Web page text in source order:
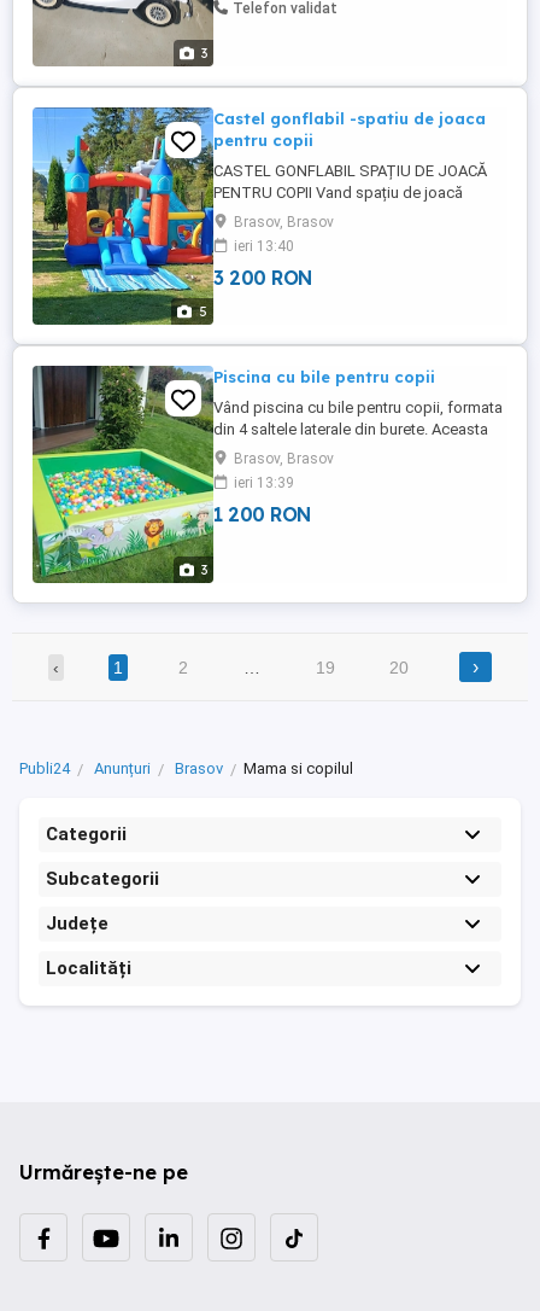
3
Telefon validat
5
Castel gonflabil -spatiu de joaca
pentru copii
CASTEL GONFLABIL SPAȚIU DE JOACĂ
PENTRU COPII Vand spațiu de joacă
gonflabil marca Happy Hop. Acesta este
ideal pentru curte, petreceri, aniversări sau
joacă zilnică. Se umflă rapid și se
monteaza in 2 minute. Funcționează cu
Brasov, Brasov
ieri 13:40
3 200 RON
3
Piscina cu bile pentru copii
Vând piscina cu bile pentru copii, formata
din 4 saltele laterale din burete. Aceasta
are 800 de bile si este ideala pentru
petreceri, evenimente sau distractie
zilnica. Detalii și foto suplimentare la
telefon .
Brasov, Brasov
ieri 13:39
1 200 RON
‹ 1 2 19 20 ›
Publi24 Anunțuri Brasov Mama si copilul
Categorii
Subcategorii
Județe
Localități
Urmărește-ne pe